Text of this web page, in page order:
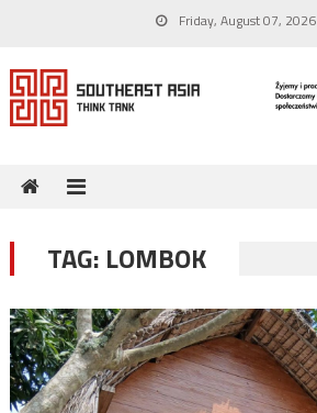
content
Friday, August 07, 2026
TAG: LOMBOK